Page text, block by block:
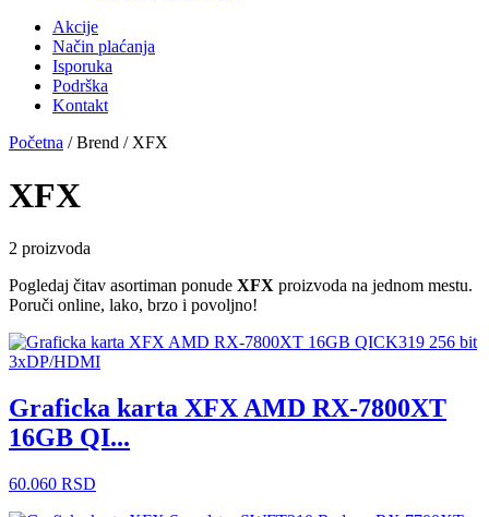
Akcije
Način plaćanja
Isporuka
Podrška
Kontakt
Početna / Brend / XFX
XFX
2 proizvoda
Pogledaj čitav asortiman ponude XFX proizvoda na jednom mestu.
Poruči online, lako, brzo i povoljno!
Graficka karta XFX AMD RX-7800XT
16GB QI...
60.060 RSD